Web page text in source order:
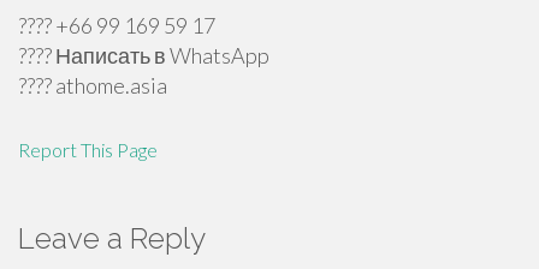
???? +66 99 169 59 17
???? Написать в WhatsApp
???? athome.asia
Report This Page
Leave a Reply